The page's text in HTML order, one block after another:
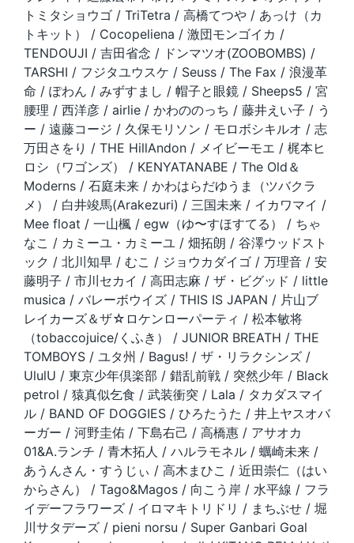
トミタショウゴ / TriTetra / 高橋てつや / あっけ（カ
トキット） / Cocopeliena / 激団モンゴイカ /
TENDOUJI / 吉田省念 / ドンマツオ(ZOOBOMBS) /
TARSHI / フジタユウスケ / Seuss / The Fax / 浪漫革
命 / ぽわん / みずすまし / 帽子と眼鏡 / Sheeps5 / 宮
腰理 / 西洋彦 / airlie / かわののっち / 藤井えい子 / う
ー / 遠藤コージ / 久保モリソン / モロボシキルオ / 志
万田さをり / THE HillAndon / メイビーモエ / 梶本ヒ
ロシ（ワゴンズ） / KENYATANABE / The Old＆
Moderns / 石庭未来 / かわはらだゆうま（ツバクラ
メ） / 白井竣馬(Arakezuri) / 三国未来 / イカワマイ /
Mee float / 一山楓 / egw（ゆ〜すほすてる） / ちゃ
なこ / カミーユ・カミーユ / 畑拓朗 / 谷澤ウッドスト
ック / 北川知早 / むこ / ジョウカダイゴ / 万理音 / 安
藤明子 / 市川セカイ / 高田志麻 / ザ・ビグッド / little
musica / バレーボウイズ / THIS IS JAPAN / 片山ブ
レイカーズ＆ザ☆ロケンローパーティ / 松本敏将
（tobaccojuice/くふき） / JUNIOR BREATH / THE
TOMBOYS / ユタ州 / Bagus! / ザ・リラクシンズ /
UlulU / 東京少年倶楽部 / 錯乱前戦 / 突然少年 / Black
petrol / 猿真似乞食 / 武装衝突 / Lala / タカダスマイ
ル / BAND OF DOGGIES / ひろたうた / 井上ヤスオバ
ーガー / 河野圭佑 / 下島右己 / 高橋惠 / アサオカ
01&A.ランチ / 青木拓人 / ハルラモネル / 蠣崎未来 /
あうんさん・すうじぃ / 高木まひこ / 近田崇仁（はい
からさん） / Tago&Magos / 向こう岸 / 水平線 / フラ
イデーフラワーズ / イロマキトリドリ / まちぶせ / 堀
川サタデーズ / pieni norsu / Super Ganbari Goal